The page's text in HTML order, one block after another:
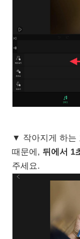
▼ 작아지게 하는
때문에, 뒤에서 1
주세요.